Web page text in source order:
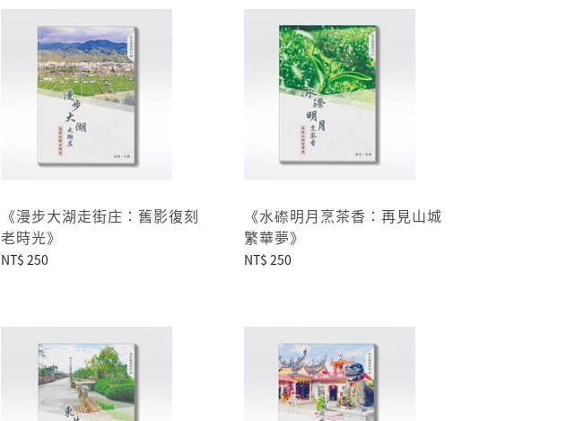
《漫步大湖走街庄：舊影復刻
老時光》
NT$ 250
《水磜明月烹茶香：再見山城
繁華夢》
NT$ 250